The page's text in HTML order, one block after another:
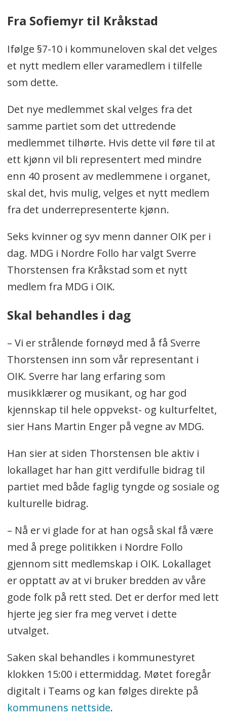
(Frp).
Fra Sofiemyr til Kråkstad
Ifølge §7-10 i kommuneloven skal det velges
et nytt medlem eller varamedlem i tilfelle
som dette.
Det nye medlemmet skal velges fra det
samme partiet som det uttredende
medlemmet tilhørte. Hvis dette vil føre til at
ett kjønn vil bli representert med mindre
enn 40 prosent av medlemmene i organet,
skal det, hvis mulig, velges et nytt medlem
fra det underrepresenterte kjønn.
Seks kvinner og syv menn danner OIK per i
dag. MDG i Nordre Follo har valgt Sverre
Thorstensen fra Kråkstad som et nytt
medlem fra MDG i OIK.
Skal behandles i dag
– Vi er strålende fornøyd med å få Sverre
Thorstensen inn som vår representant i
OIK. Sverre har lang erfaring som
musikklærer og musikant, og har god
kjennskap til hele oppvekst- og kulturfeltet,
sier Hans Martin Enger på vegne av MDG.
Han sier at siden Thorstensen ble aktiv i
lokallaget har han gitt verdifulle bidrag til
partiet med både faglig tyngde og sosiale og
kulturelle bidrag.
– Nå er vi glade for at han også skal få være
med å prege politikken i Nordre Follo
gjennom sitt medlemskap i OIK. Lokallaget
er opptatt av at vi bruker bredden av våre
gode folk på rett sted. Det er derfor med lett
hjerte jeg sier fra meg vervet i dette
utvalget.
Saken skal behandles i kommunestyret
klokken 15:00 i ettermiddag. Møtet foregår
digitalt i Teams og kan følges direkte på
kommunens nettside.